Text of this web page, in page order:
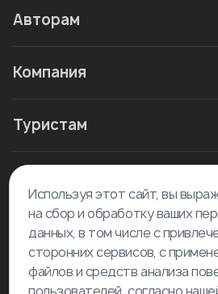
Авторам
Компания
Туристам
Новое в блоге
Используя этот сайт, вы
на сбор и обработку ваших
данных, в том числе с
сторонних сервисов, с
файлов и средств анализа